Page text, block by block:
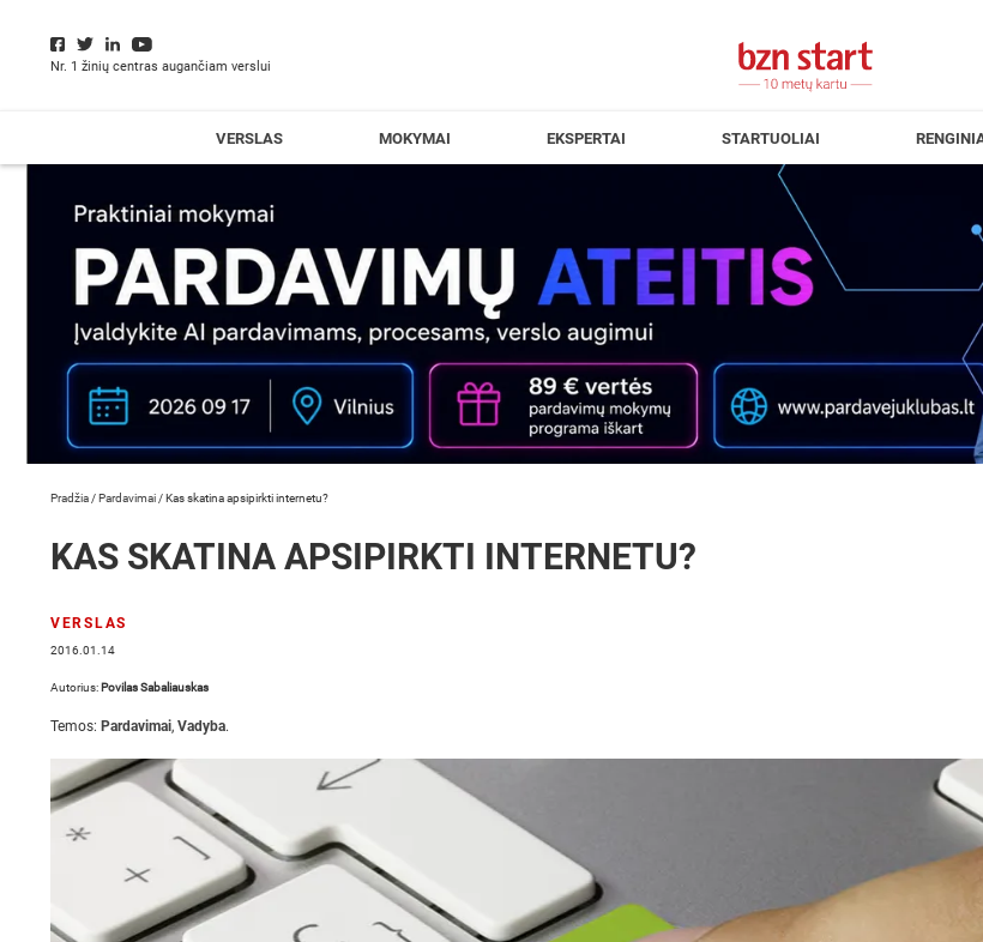
Nr. 1 žinių centras augančiam verslui
VERSLAS MOKYMAI EKSPERTAI STARTUOLIAI
Pradžia /Pardavimai /Kas skatina apsipirkti internetu?
KAS SKATINA APSIPIRKTI INTERNETU?
VERSLAS
2016.01.14
Autorius: Povilas Sabaliauskas
Temos: Pardavimai, Vadyba.